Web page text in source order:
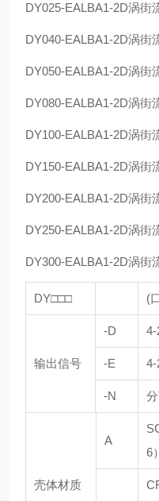
DY025-EALBA1-2D涡街
DY040-EALBA1-2D涡街
DY050-EALBA1-2D涡街
DY080-EALBA1-2D涡街
DY100-EALBA1-2D涡街
DY150-EALBA1-2D涡街
DY200-EALBA1-2D涡街
DY250-EALBA1-2D涡街
DY300-EALBA1-2D涡街
DY□□□ (
输出信号
-D
-E
-N
壳体材质
A
6）